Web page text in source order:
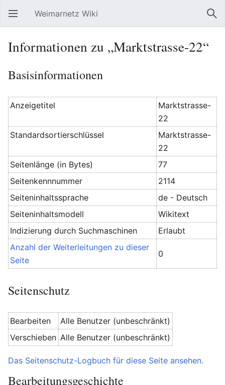
Hauptmenü öffnen Weimarnetz Wiki
Informationen zu „Marktstrasse-22“
Basisinformationen
Anzeigetitel
Marktstrasse-
22
Standardsortierschlüssel
Marktstrasse-
22
Seitenlänge (in Bytes)
77
Seitenkennnummer
2114
Seiteninhaltssprache
de - Deutsch
Seiteninhaltsmodell
Wikitext
Indizierung durch Suchmaschinen
Erlaubt
Anzahl der Weiterleitungen zu dieser
Seite
0
Seitenschutz
Bearbeiten
Alle Benutzer (unbeschränkt)
Verschieben Alle Benutzer (unbeschränkt)
Das Seitenschutz-Logbuch für diese Seite ansehen.
Bearbeitungsgeschichte